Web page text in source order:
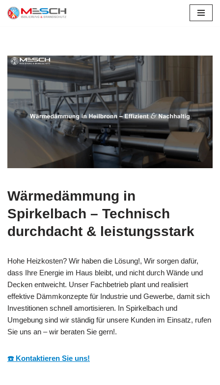
Wärmedämmung in
Spirkelbach – Technisch
durchdacht & leistungsstark
Hohe Heizkosten? Wir haben die Lösung!, Wir sorgen dafür,
dass Ihre Energie im Haus bleibt, und nicht durch Wände und
Decken entweicht. Unser Fachbetrieb plant und realisiert
effektive Dämmkonzepte für Industrie und Gewerbe, damit sich
Investitionen schnell amortisieren. In Spirkelbach und
Umgebung sind wir ständig für unsere Kunden im Einsatz, rufen
Sie uns an – wir beraten Sie gern!.
☎️ Kontaktieren Sie uns!